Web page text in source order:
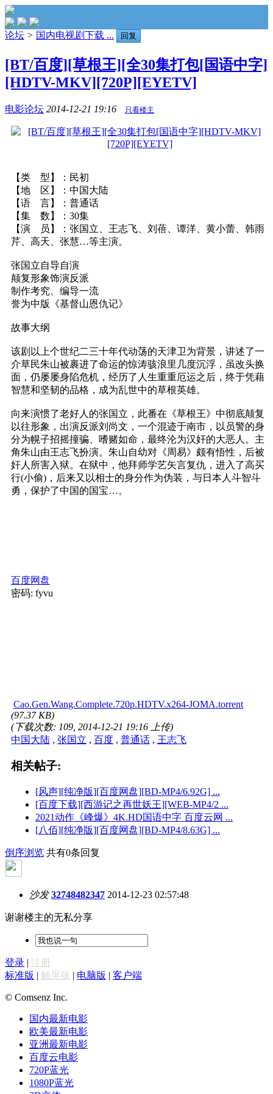
论坛 > 国内电视剧下载 ... 回复
[BT/百度][草根王][全30集打包[国语中字]
[HDTV-MKV][720P][EYETV]
电影论坛 2014-12-21 19:16 只看楼主
【类 型】：民初
【地 区】：中国大陆
【语 言】：普通话
【集 数】：30集
【演 员】：张国立、王志飞、刘蓓、谭洋、黄小蕾、韩雨
芹、高天、张慧…等主演。
张国立自导自演
颠复形象饰演反派
制作考究、编导一流
誉为中版《基督山恩仇记》
故事大纲
该剧以上个世纪二三十年代动荡的天津卫为背景，讲述了一
介草民朱山被裹进了命运的惊涛骇浪里几度沉浮，虽改头换
面，仍屡屡身陷危机，经历了人生重重厄运之后，终于凭藉
智慧和坚韧的品格，成为乱世中的草根英雄。
向来演惯了老好人的张国立，此番在《草根王》中彻底颠复
以往形象，出演反派刘尚文，一个混迹于南市，以员警的身
分为幌子招摇撞骗、嗜赌如命，最终沦为汉奸的大恶人。主
角朱山由王志飞扮演。朱山自幼对《周易》颇有悟性，后被
奸人所害入狱。在狱中，他拜师学艺矢言复仇，进入了高买
行(小偷)，后来又以相士的身分作为伪装，与日本人斗智斗
勇，保护了中国的国宝…。
百度网盘
密码: fyvu
Cao.Gen.Wang.Complete.720p.HDTV.x264-JOMA.torrent
(97.37 KB)
(下载次数: 109, 2014-12-21 19:16 上传)
中国大陆 , 张国立 , 百度 , 普通话 , 王志飞
相关帖子:
[风声][纯净版][百度网盘][BD-MP4/6.92G] ...
[百度下载][西游记之再世妖王][WEB-MP4/2 ...
2021动作《峰爆》4K.HD国语中字 百度云网 ...
[八佰][纯净版][百度网盘][BD-MP4/8.63G] ...
倒序浏览 共有0条回复
沙发 32748482347 2014-12-23 02:57:48
谢谢楼主的无私分享
登录 | 注册
标准版 | 触屏版 | 电脑版 | 客户端
© Comsenz Inc.
国内最新电影
欧美最新电影
亚洲最新电影
百度云电影
720P蓝光
1080P蓝光